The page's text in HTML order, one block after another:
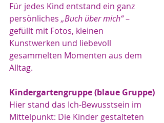
Für jedes Kind entstand ein ganz
persönliches „Buch über mich“ –
gefüllt mit Fotos, kleinen
Kunstwerken und liebevoll
gesammelten Momenten aus dem
Alltag.
Kindergartengruppe (blaue Gruppe)
Hier stand das Ich-Bewusstsein im
Mittelpunkt: Die Kinder gestalteten